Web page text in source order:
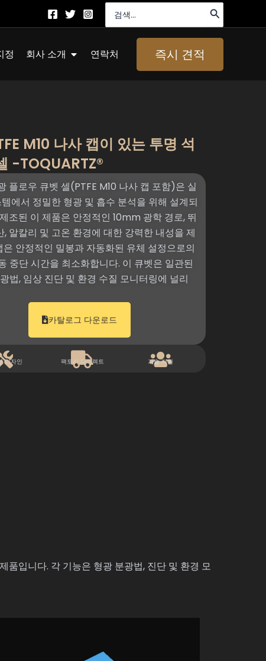
정 회사 소개 About Us 열기
연락처 즉시 견적
M10 나사 캡이 있는 투명 석
-TOQUARTZ®
플로우 큐벳 셀(PTFE M10 나사 캡 포함)은 실
에서 정밀한 형광 및 흡수 분석을 위해 설계되
조된 이 제품은 안정적인 10mm 광학 경로, 뛰
알칼리 및 고온 환경에 대한 강력한 내성을 제
은 안정적인 밀봉과 자동화된 유체 설정으로의
중단 시간을 최소화합니다. 이 큐벳은 일관된
법, 임상 진단 및 환경 수질 모니터링에 널리
카탈로그 다운로드
디자인 팩토리 다이렉트 기술 지원
품입니다. 각 기능은 형광 분광법, 진단 및 환경 모